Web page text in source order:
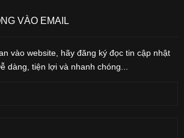
VÀO EMAIL
vào website, hãy đăng ký đọc tin cập nhật
dàng, tiện lợi và nhanh chóng...